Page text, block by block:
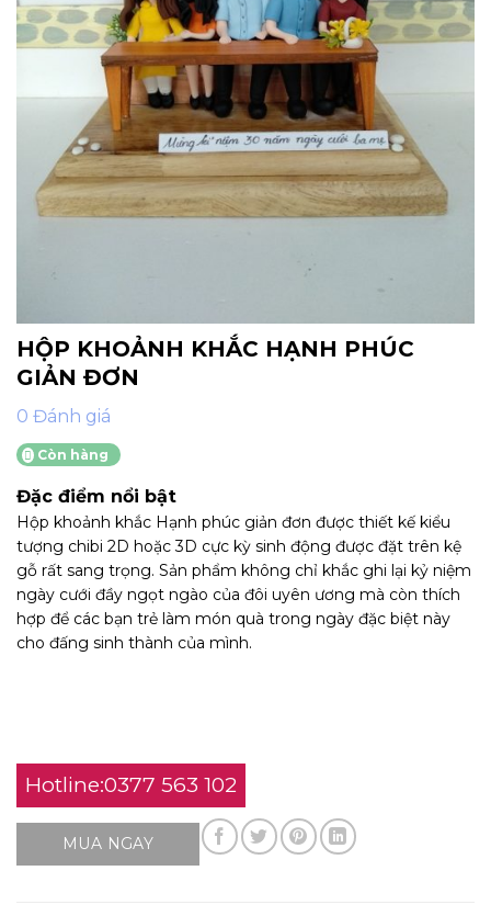
HỘP KHOẢNH KHẮC HẠNH PHÚC
GIẢN ĐƠN
0 Đánh giá
Còn hàng
Đặc điểm nổi bật
Hộp khoảnh khắc Hạnh phúc giản đơn được thiết kế kiểu
tượng chibi 2D hoặc 3D cực kỳ sinh động được đặt trên kệ
gỗ rất sang trọng. Sản phẩm không chỉ khắc ghi lại kỷ niệm
ngày cưới đầy ngọt ngào của đôi uyên ương mà còn thích
hợp để các bạn trẻ làm món quà trong ngày đặc biệt này
cho đấng sinh thành của mình.
Hotline:0377 563 102
MUA NGAY